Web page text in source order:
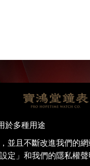
於多種用途
並且不斷改進我們的
定」和我們的隱私權聲